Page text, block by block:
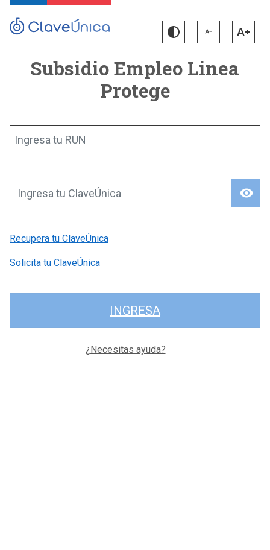
Subsidio Empleo Linea
Protege
Ingresa tu RUN
visibility
Ingresa tu ClaveÚnica
Recupera tu ClaveÚnica
Solicita tu ClaveÚnica
INGRESA
¿Necesitas ayuda?